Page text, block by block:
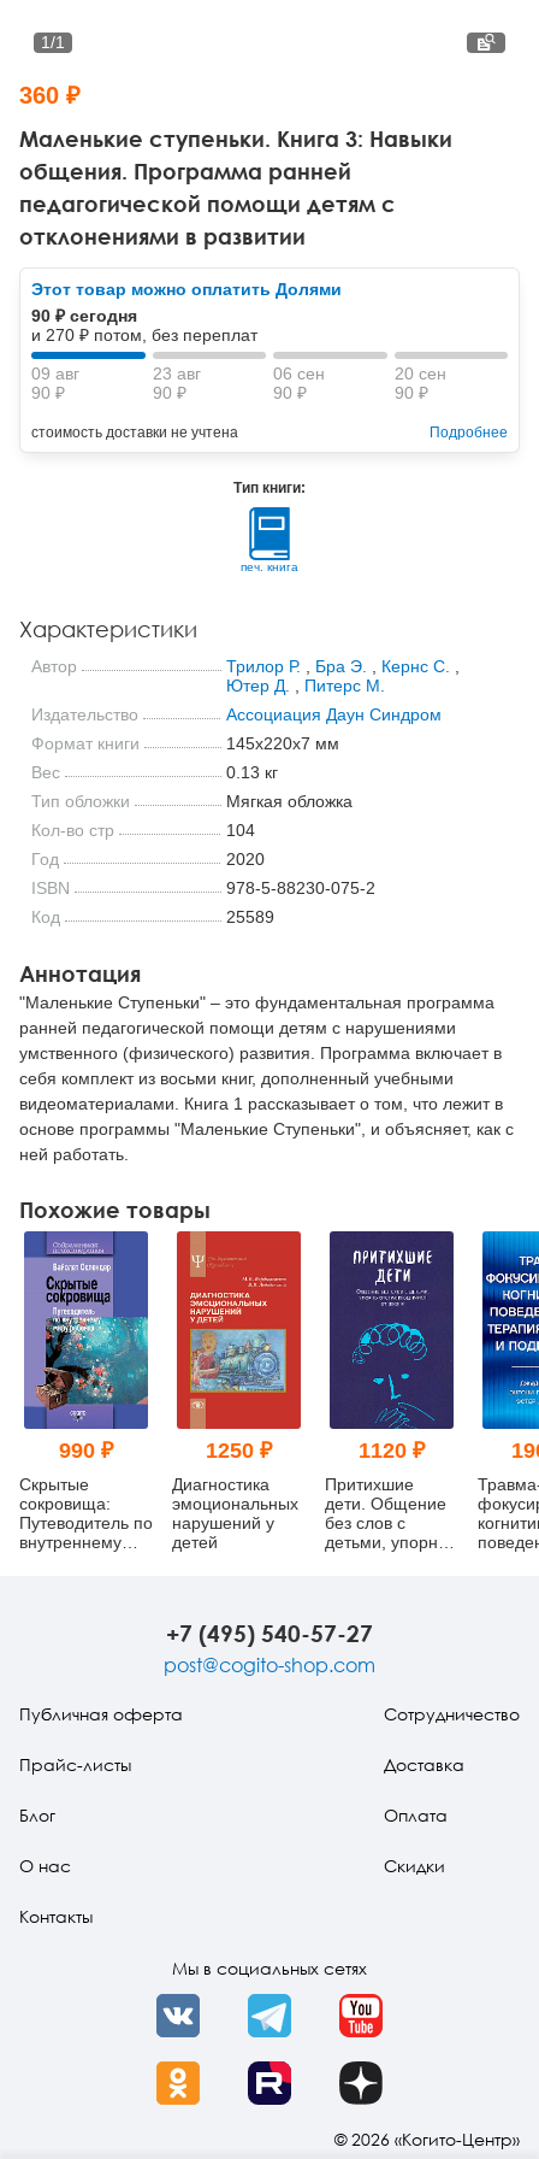
Другие направления психотерапии
Классический, эриксоновский гипноз и НЛП
НЛП
Социальная психология
Классический и юнгианский психоанализ
Маленькие ступеньки. Книга 3: Навыки
общения. Программа ранней
педагогической помощи детям с
отклонениями в развитии
1/1
360 ₽
Этот товар можно оплатить Долями
90 ₽ сегодня
и 270 ₽ потом, без переплат
09 авг
90 ₽
23 авг
90 ₽
06 сен
90 ₽
20 сен
90 ₽
стоимость доставки не учтена Подробнее
Тип книги:
печ. книга
Характеристики
Автор Трилор Р. Бра Э. Кернс С.
Ютер Д.
Питерс М.
Издательство
Ассоциация Даун Синдром
Формат книги
145x220x7 мм
Вес
0.13 кг
Тип обложки
Мягкая обложка
Кол-во стр
104
Год
2020
ISBN
978-5-88230-075-2
Код
25589
Аннотация
"Маленькие Ступеньки" – это фундаментальная программа
ранней педагогической помощи детям с нарушениями
умственного (физического) развития. Программа включает в
себя комплект из восьми книг, дополненный учебными
видеоматериалами. Книга 1 рассказывает о том, что лежит в
основе программы "Маленькие Ступеньки", и объясняет, как с
ней работать.
Похожие товары
990 ₽
Скрытые
сокровища:
Путеводитель по
внутреннему
1250 ₽
Диагностика
эмоциональных
нарушений у
детей
1120 ₽
Притихшие
дети. Общение
без слов с
детьми, упорно
+7 (495) 540-57-27
post@cogito-shop.com
Публичная оферта
Прайс-листы
Блог
О нас
Контакты
Сотрудничество
Доставка
Оплата
Скидки
Мы в социальных сетях
VK Telegram YouTube
OK Rutube Dzen
© 2026 «Когито-Центр»